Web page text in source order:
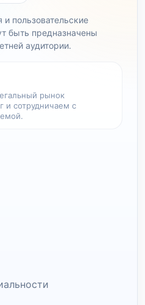
пользовательские
быть предназначены
аудитории.
рынок
и сотрудничаем с